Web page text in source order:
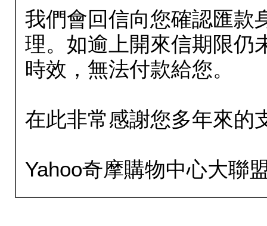
我們會回信向您確認匯款
理。如逾上開來信期限仍
時效，無法付款給您。
在此非常感謝您多年來的
Yahoo奇摩購物中心大